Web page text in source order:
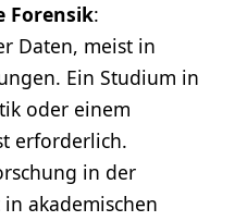
Forensik:
Daten, meist in
Ein Studium in
oder einem
erforderlich.
in der
akademischen